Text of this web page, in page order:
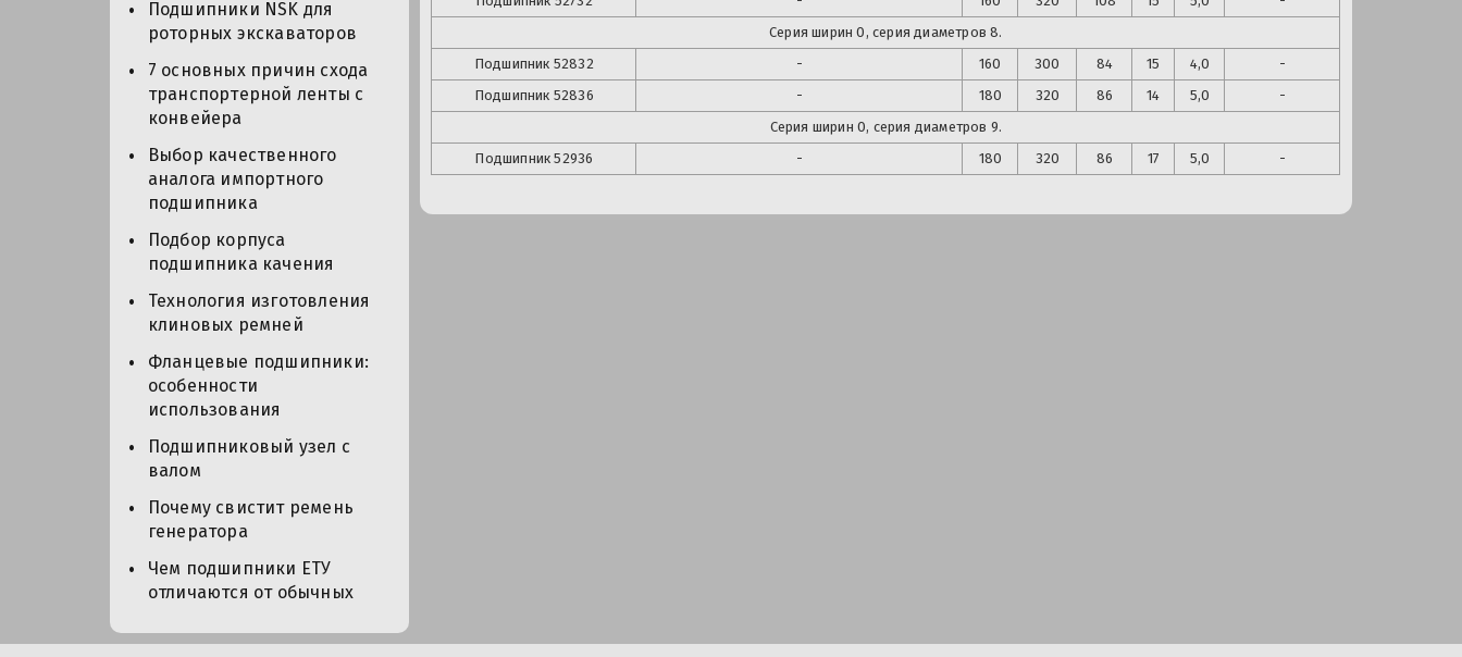
Подшипники NSK для
роторных экскаваторов
7 основных причин схода
транспортерной ленты с
конвейера
Выбор качественного
аналога импортного
подшипника
Подбор корпуса
подшипника качения
Технология изготовления
клиновых ремней
Фланцевые подшипники:
особенности
использования
Подшипниковый узел с
валом
Почему свистит ремень
генератора
Чем подшипники ЕТУ
отличаются от обычных
Серия ширин 0, серия диаметров 8.
Подшипник 52832 - 160 300 84 15 4,0
-
Подшипник 52836 - 180 320 86 14 5,0
-
Серия ширин 0, серия диаметров 9.
Подшипник52936 - 180 320 86 17 5,0 -